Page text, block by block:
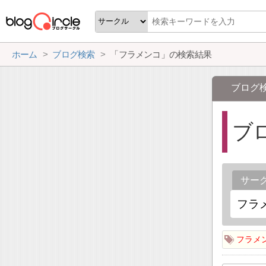
ホーム ブログ検索 「フラメンコ」の検索結果
ブログ
ブ
サー
フラメ